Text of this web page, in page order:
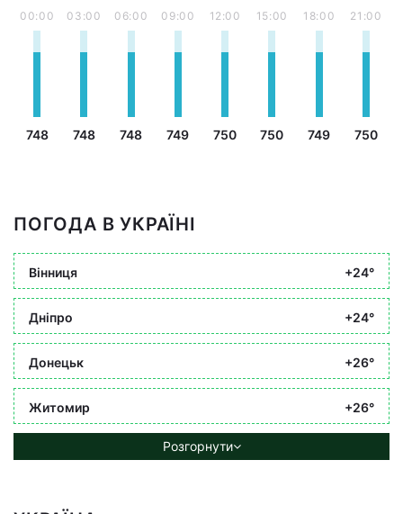
00:00
748
03:00
748
06:00
748
09:00
749
12:00
750
15:00
750
18:00
749
21:00
750
ПОГОДА В УКРАЇНІ
Вінниця +24°
Дніпро +24°
Донецьк +26°
Житомир +26°
Розгорнути